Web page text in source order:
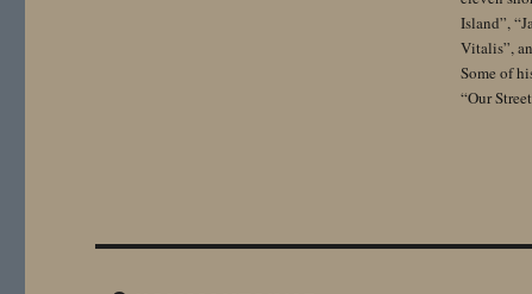
Island”,
Vitalis”,
Some of
“Our